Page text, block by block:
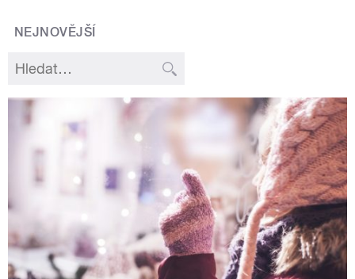
NEJNOVĚJŠÍ